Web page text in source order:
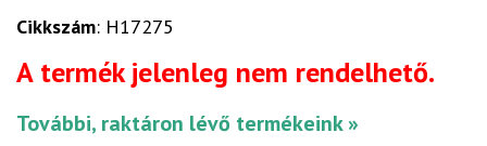
Cikkszám: H17275
A termék jelenleg nem rendelhető.
További, raktáron lévő termékeink »